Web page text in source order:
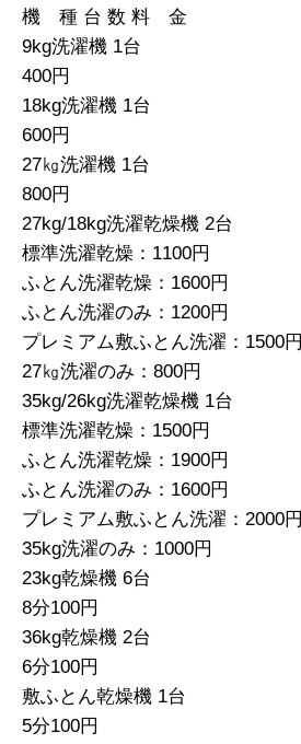
機 種 台 数 料 金
9kg洗濯機 1台
400円
18kg洗濯機 1台
600円
27㎏洗濯機 1台
800円
27kg/18kg洗濯乾燥機 2台
標準洗濯乾燥：1100円
ふとん洗濯乾燥：1600円
ふとん洗濯のみ：1200円
プレミアム敷ふとん洗濯：1500円
27㎏洗濯のみ：800円
35kg/26kg洗濯乾燥機 1台
標準洗濯乾燥：1500円
ふとん洗濯乾燥：1900円
ふとん洗濯のみ：1600円
プレミアム敷ふとん洗濯：2000円
35kg洗濯のみ：1000円
23kg乾燥機 6台
8分100円
36kg乾燥機 2台
6分100円
敷ふとん乾燥機 1台
5分100円